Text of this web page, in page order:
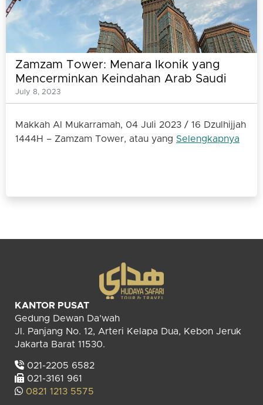
Zamzam Tower: Menara Ikonik yang
Mencerminkan Keindahan Arab Saudi
July 8, 2023
Makkah Al Mukarramah, 04 Juli 2023 / 16 Dzulhijjah
1444H – Zamzam Tower, atau yang Selengkapnya
KANTOR PUSAT
Gedung Dewan Da’wah
Jl. Panjang No. 12, Arteri Kelapa Dua, Kebon Jeruk
Jakarta Barat 11530.
021-2205 6582
021-3161 961
0821 1213 5575